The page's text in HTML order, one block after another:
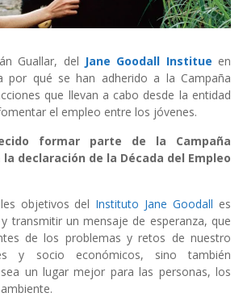
Guallar, del Jane Goodall Institue en
por qué se han adherido a la Campaña
que llevan a cabo desde la entidad
el empleo entre los jóvenes.
formar parte de la Campaña
declaración de la Década del Empleo
objetivos del Instituto Jane Goodall es
transmitir un mensaje de esperanza, que
de los problemas y retos de nuestro
y socio económicos, sino también
un lugar mejor para las personas, los